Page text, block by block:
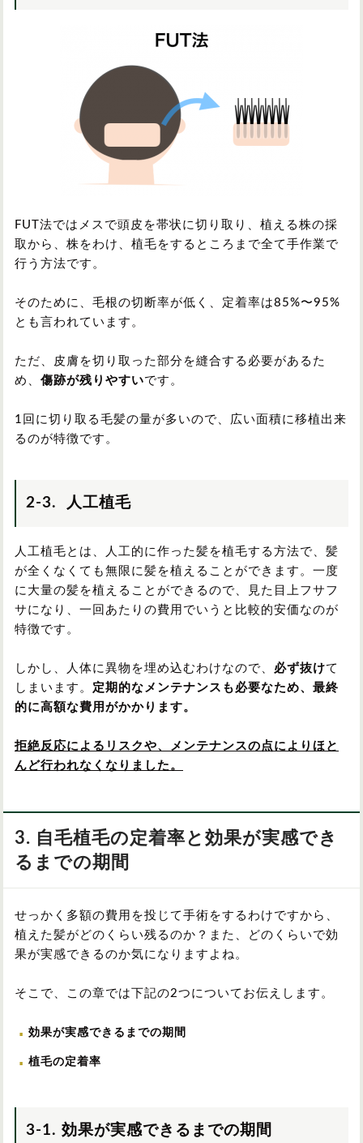
FUT法ではメスで頭皮を帯状に切り取り、植える株の採
取から、株をわけ、植毛をするところまで全て手作業で
行う方法です。
そのために、毛根の切断率が低く、定着率は85%〜95%
とも言われています。
ただ、皮膚を切り取った部分を縫合する必要があるた
め、 傷跡が残りやすいです。
1回に切り取る毛髪の量が多いので、広い面積に移植出来
るのが特徴です。
2-3. 人工植毛
人工植毛とは、人工的に作った髪を植毛する方法で、髪
が全くなくても無限に髪を植えることができます。一度
に大量の髪を植えることができるので、見た目上フサフ
サになり、一回あたりの費用でいうと比較的安価なのが
特徴です。
しかし、人体に異物を埋め込むわけなので、 必ず抜けて
しまいます。 定期的なメンテナンスも必要なため、最終
的に高額な費用がかかります。
拒絶反応によるリスクや、メンテナンスの点によりほと
んど行われなくなりました。
3. 自毛植毛の定着率と効果が実感でき
るまでの期間
せっかく多額の費用を投じて手術をするわけですから、
植えた髪がどのくらい残るのか？また、どのくらいで効
果が実感できるのか気になりますよね。
そこで、この章では下記の2つについてお伝えします。
効果が実感できるまでの期間
植毛の定着率
3-1. 効果が実感できるまでの期間